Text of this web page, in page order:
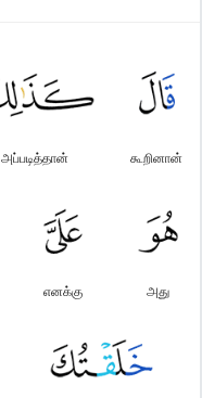
கூறினான்
அப்படித்தான்
அது
எனக்கு